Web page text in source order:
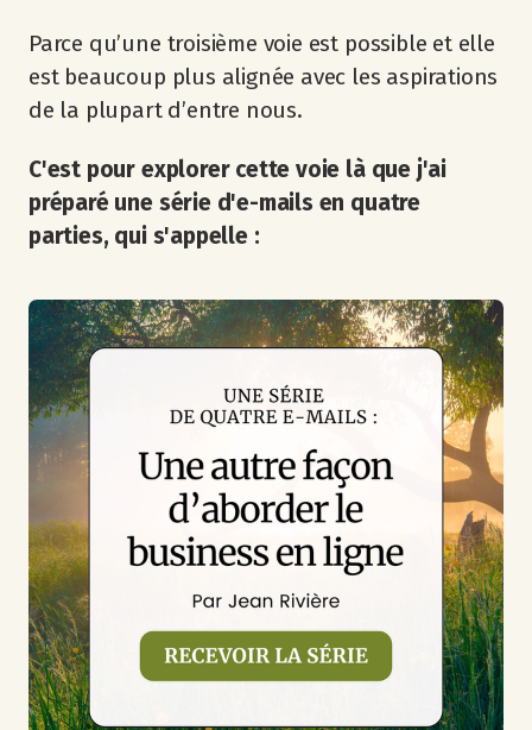
Parce qu’une troisième voie est possible et elle
est beaucoup plus alignée avec les aspirations
de la plupart d’entre nous.
C'est pour explorer cette voie là que j'ai
préparé une série d'e-mails en quatre
parties, qui s'appelle :